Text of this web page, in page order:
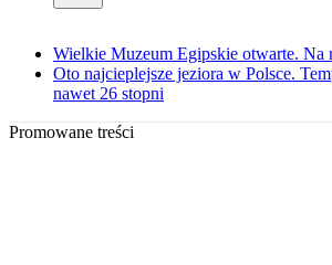
Wielkie Muzeum Egipskie otwarte. Na
Oto najcieplejsze jeziora w Polsce.
nawet 26 stopni
Promowane treści